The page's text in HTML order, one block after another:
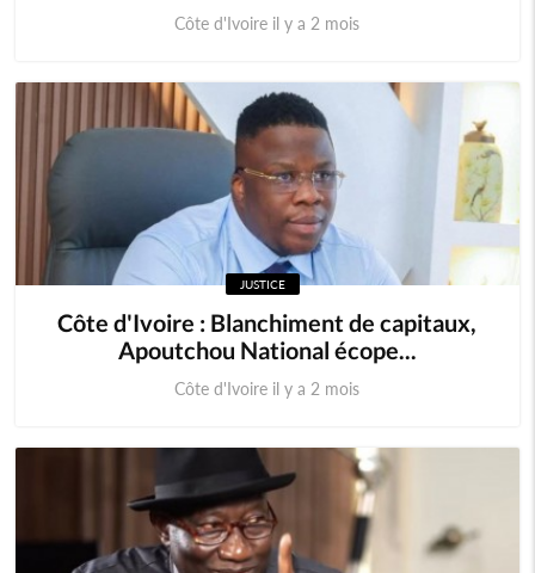
Côte d'Ivoire il y a 2 mois
JUSTICE
Côte d'Ivoire : Blanchiment de capitaux,
Apoutchou National écope...
Côte d'Ivoire il y a 2 mois